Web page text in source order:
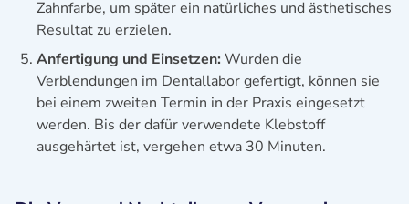
Zahnfarbe, um später ein natürliches und ästhetisches
Resultat zu erzielen.
Anfertigung und Einsetzen: Wurden die
Verblendungen im Dentallabor gefertigt, können sie
bei einem zweiten Termin in der Praxis eingesetzt
werden. Bis der dafür verwendete Klebstoff
ausgehärtet ist, vergehen etwa 30 Minuten.